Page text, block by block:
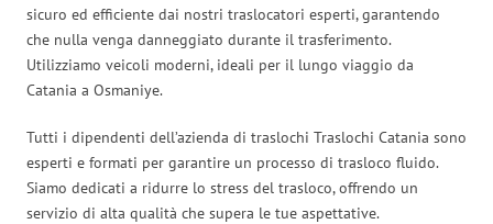
sicuro ed efficiente dai nostri traslocatori esperti, garantendo
che nulla venga danneggiato durante il trasferimento.
Utilizziamo veicoli moderni, ideali per il lungo viaggio da
Catania a Osmaniye.
Tutti i dipendenti dell’azienda di traslochi Traslochi Catania sono
esperti e formati per garantire un processo di trasloco fluido.
Siamo dedicati a ridurre lo stress del trasloco, offrendo un
servizio di alta qualità che supera le tue aspettative.